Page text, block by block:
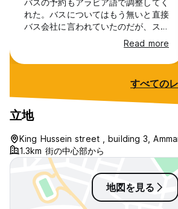
バスの予約もアラビア語で調整してく
れた。バスについてはもう無いと直接
バス会社に言われていたのだが、スタ
フの方が確認すると予約ができた。神
Read more
すべての
立地
King Hussein street , building 3,
1.3km 街の中心部から
地図を見る